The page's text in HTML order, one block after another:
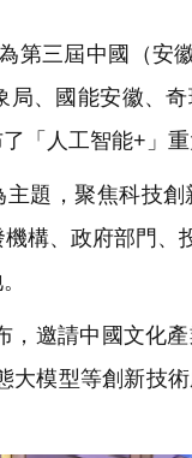
三屆中國（安
、國能安徽、
「人工智能+」重
題，聚焦科技
構、政府部門
邀請中國文化
模型等創新技